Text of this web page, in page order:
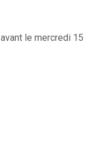
avant le mercredi 15